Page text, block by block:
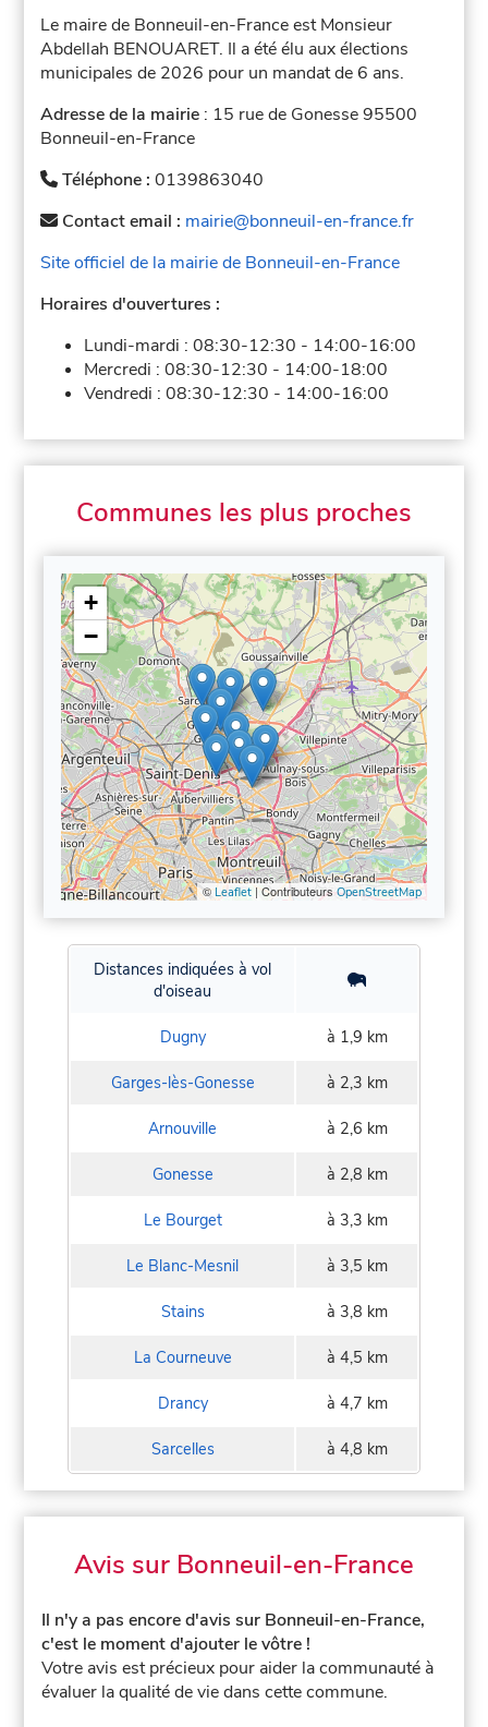
Le maire de Bonneuil-en-France est Monsieur
Abdellah BENOUARET. Il a été élu aux élections
municipales de 2026 pour un mandat de 6 ans.
Adresse de la mairie : 15 rue de Gonesse 95500
Bonneuil-en-France
Téléphone :0139863040
Contact email : mairie@bonneuil-en-france.fr
Site officiel de la mairie de Bonneuil-en-France
Horaires d'ouvertures :
Lundi-mardi :08:30-12:30 - 14:00-16:00
Mercredi :08:30-12:30 - 14:00-18:00
Vendredi :08:30-12:30 - 14:00-16:00
Communes les plus proches
+
−
© Leaflet| ContributeursOpenStreetMap
Distances indiquées à vol
d'oiseau
Dugny à 1,9 km
Garges-lès-Gonesse à 2,3 km
Arnouville à 2,6 km
Gonesse à 2,8 km
Le Bourget à 3,3 km
Le Blanc-Mesnil à 3,5 km
Stains à 3,8 km
La Courneuve à 4,5 km
Drancy à 4,7 km
Sarcelles à 4,8 km
Avis sur Bonneuil-en-France
Il n'y a pas encore d'avis sur Bonneuil-en-France,
c'est le moment d'ajouter le vôtre !
Votre avis est précieux pour aider la communauté à
évaluer la qualité de vie dans cette commune.